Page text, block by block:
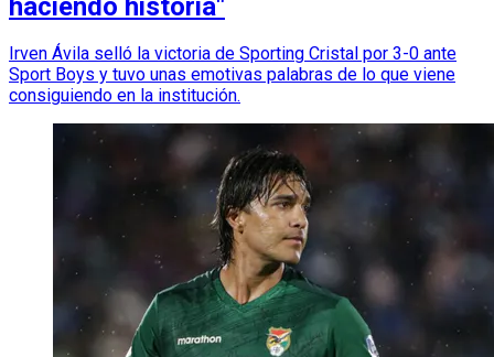
Irven Ávila selló la victoria de Sporting Cristal por 3-0 ante
Sport Boys y tuvo unas emotivas palabras de lo que viene
consiguiendo en la institución.